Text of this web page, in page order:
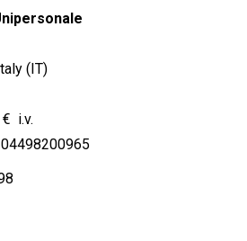
(IT)
€ i.v.
04498200965